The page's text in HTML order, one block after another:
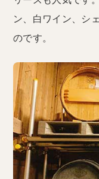
ン、白ワイン、シ
のです。